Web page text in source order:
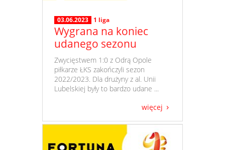
03.06.2023 1 liga
Wygrana na koniec
udanego sezonu
​ Zwycięstwem 1:0 z Odrą Opole
piłkarze ŁKS zakończyli sezon
2022/2023. Dla drużyny z al. Unii
Lubelskiej były to bardzo udane ...
więcej